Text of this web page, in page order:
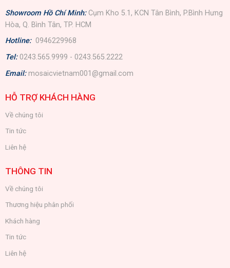
Showroom Hồ Chí Minh: Cụm Kho 5.1, KCN Tân Bình, P.Bình Hưng
Hòa, Q. Bình Tân, TP. HCM
Hotline: 0946229968
Tel: 0243.565.9999 - 0243.565.2222
Email: mosaicvietnam001@gmail.com
HỖ TRỢ KHÁCH HÀNG
Về chúng tôi
Tin tức
Liên hệ
THÔNG TIN
Về chúng tôi
Thương hiệu phân phối
Khách hàng
Tin tức
Liên hệ